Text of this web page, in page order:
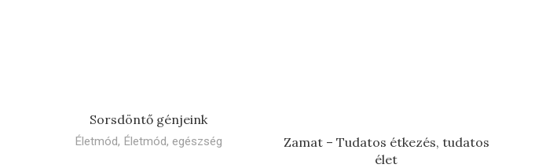
TOVÁBB
Sorsdöntő génjeink
Életmód, Életmód, egészség TOVÁBB
Zamat – Tudatos étkezés, tudatos
élet